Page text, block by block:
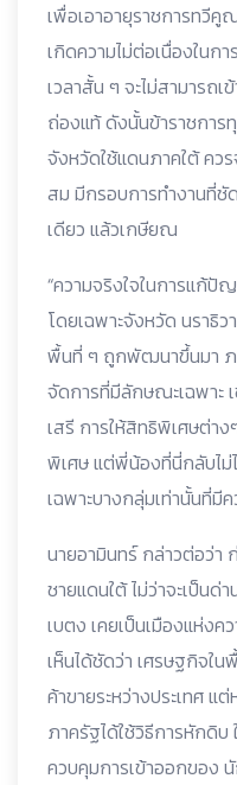
เพื่อเอาอายุราชการทวี
เกิดความไม่ต่อเนื่องในก
เวลาสั้น ๆ จะไม่สามารถ
ถ่องแท้ ดังนั้นข้าราชการ
จังหวัดใช้แดนภาคใต้ ควร
สม มีกรอบการทำงานที่ชัด
เดียว แล้วเกษียณ
“ความจริงใจในการแก้ปั
โดยเฉพาะจังหวัด นราธิ
พื้นที่ ๆ ถูกพัฒนาขึ้นมา ภ
จัดการที่มีลักษณะเฉพาะ
เสรี การให้สิทธิพิเศษต่า
พิเศษ แต่พี่น้องที่นี่กลับไม่
เฉพาะบางกลุ่มเท่านั้นที่มี
นายอามินทร์ กล่าวต่อว่า
ชายแดนใต้ ไม่ว่าจะเป็นด่
เบตง เคยเป็นเมืองแห่ง
เห็นได้ชัดว่า เศรษฐกิจใ
ค้าขายระหว่างประเทศ แ
ภาครัฐได้ใช้วิธีการหักดิบ
ควบคุมการเข้าออกของ นั